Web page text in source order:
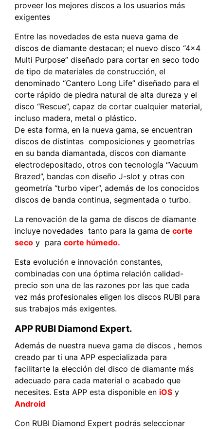
proveer los mejores discos a los usuarios más
exigentes
Entre las novedades de esta nueva gama de
discos de diamante destacan; el nuevo disco “4×4
Multi Purpose” diseñado para cortar en seco todo
de tipo de materiales de construcción, el
denominado “Cantero Long Life” diseñado para el
corte rápido de piedra natural de alta dureza y el
disco “Rescue”, capaz de cortar cualquier material,
incluso madera, metal o plástico.
De esta forma, en la nueva gama, se encuentran
discos de distintas composiciones y geometrías
en su banda diamantada, discos con diamante
electrodepositado, otros con tecnología “Vacuum
Brazed”, bandas con diseño J-slot y otras con
geometría “turbo viper”, además de los conocidos
discos de banda continua, segmentada o turbo.
La renovación de la gama de discos de diamante
incluye novedades tanto para la gama de corte
seco y para corte húmedo.
Esta evolución e innovación constantes,
combinadas con una óptima relación calidad-
precio son una de las razones por las que cada
vez más profesionales eligen los discos RUBI para
sus trabajos más exigentes.
APP RUBI Diamond Expert.
Además de nuestra nueva gama de discos , hemos
creado par ti una APP especializada para
facilitarte la elección del disco de diamante más
adecuado para cada material o acabado que
necesites. Esta APP esta disponible en iOS y
Android
Con RUBI Diamond Expert podrás seleccionar